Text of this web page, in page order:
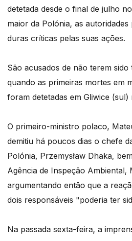
detetada desde o final de julho
maior da Polónia, as
duras críticas pelas suas ações.
São acusados de não terem sido
quando as primeiras mortes em
foram detetadas em Gliwice (sul)
O primeiro-ministro polaco,
demitiu há poucos dias o chefe
Polónia, Przemysław Dhaka,
Agência de Inspeção Ambiental,
argumentando então que a
dois responsáveis "poderia ter
Na passada sexta-feira, a